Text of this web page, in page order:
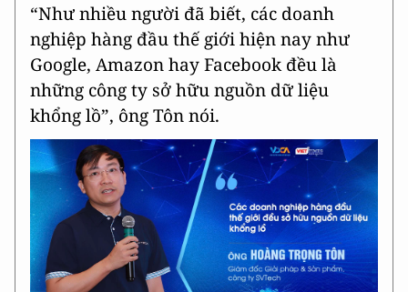
“Như nhiều người đã biết, các doanh
nghiệp hàng đầu thế giới hiện nay như
Google, Amazon hay Facebook đều là
những công ty sở hữu nguồn dữ liệu
khổng lồ”, ông Tôn nói.